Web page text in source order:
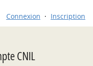
Connexion Inscription
CNIL